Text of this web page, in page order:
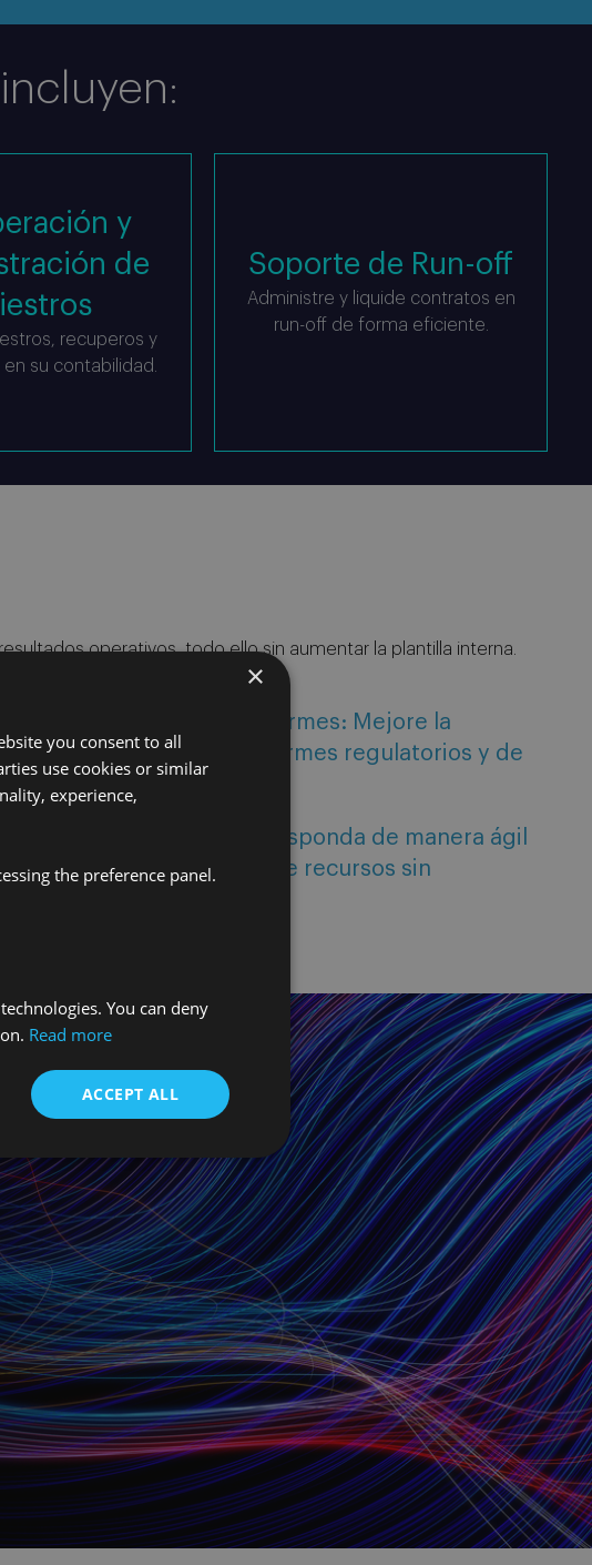
y
de
recuperos y
su contabilidad.
Soporte de Run-off
Administre y liquide contratos en
run-off de forma eficiente.
operativos, todo ello sin aumentar la plantilla interna.
calidad de los datos e informes: Mejore la
en la presentación de informes regulatorios y de
la capacidad operativa: Responda de manera ágil
de demanda o falta de recursos sin
×
you consent to all
use cookies or similar
experience,
the preference panel.
You can deny
Read more
ACCEPT ALL